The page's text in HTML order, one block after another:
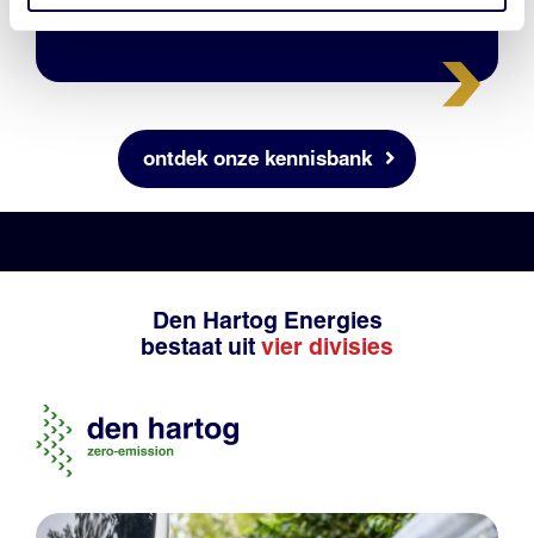
ontdek onze kennisbank
Den Hartog Energies
bestaat uit vier divisies